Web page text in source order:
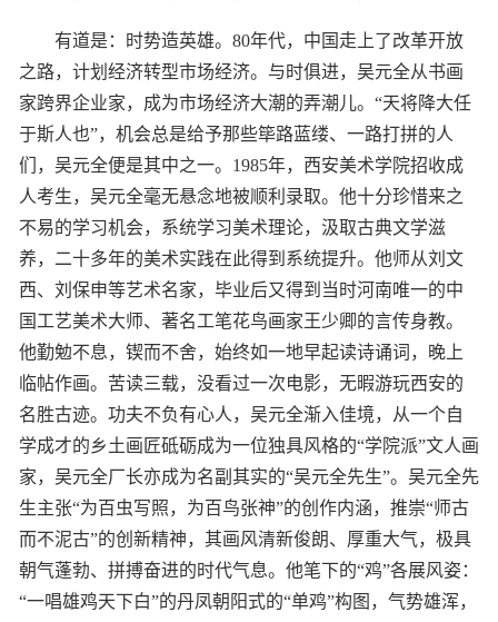
有道是：时势造英雄。80年代，中国走上了改革开放
之路，计划经济转型市场经济。与时俱进，吴元全从书画
家跨界企业家，成为市场经济大潮的弄潮儿。“天将降大任
于斯人也”，机会总是给予那些筚路蓝缕、一路打拼的人
们，吴元全便是其中之一。1985年，西安美术学院招收成
人考生，吴元全毫无悬念地被顺利录取。他十分珍惜来之
不易的学习机会，系统学习美术理论，汲取古典文学滋
养，二十多年的美术实践在此得到系统提升。他师从刘文
西、刘保申等艺术名家，毕业后又得到当时河南唯一的中
国工艺美术大师、著名工笔花鸟画家王少卿的言传身教。
他勤勉不息，锲而不舍，始终如一地早起读诗诵词，晚上
临帖作画。苦读三载，没看过一次电影，无暇游玩西安的
名胜古迹。功夫不负有心人，吴元全渐入佳境，从一个自
学成才的乡土画匠砥砺成为一位独具风格的“学院派”文人画
家，吴元全厂长亦成为名副其实的“吴元全先生”。吴元全先
生主张“为百虫写照，为百鸟张神”的创作内涵，推崇“师古
而不泥古”的创新精神，其画风清新俊朗、厚重大气，极具
朝气蓬勃、拼搏奋进的时代气息。他笔下的“鸡”各展风姿：
“一唱雄鸡天下白”的丹凤朝阳式的“单鸡”构图，气势雄浑，